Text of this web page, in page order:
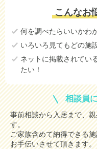
こんなお
何を調べたらいいかわ
いろいろ見てもどの施
ネットに掲載されてい
たい！
相談員
事前相談から入居まで、
す。
ご家族含めて納得できる
お手伝いさせて頂きます。